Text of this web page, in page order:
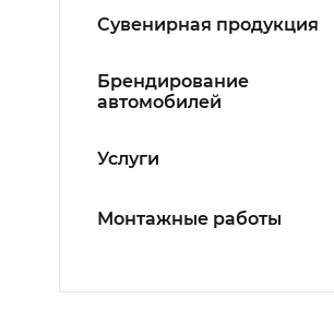
Сувенирная продукция
Брендирование
автомобилей
Услуги
Монтажные работы